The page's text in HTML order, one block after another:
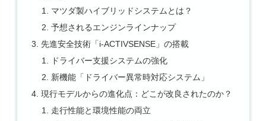
マツダ製ハイブリッドシステムとは？
予想されるエンジンラインナップ
先進安全技術「i-ACTIVSENSE」の搭載
ドライバー支援システムの強化
新機能「ドライバー異常時対応システム」
現行モデルからの進化点：どこが改良されたのか？
走行性能と環境性能の両立